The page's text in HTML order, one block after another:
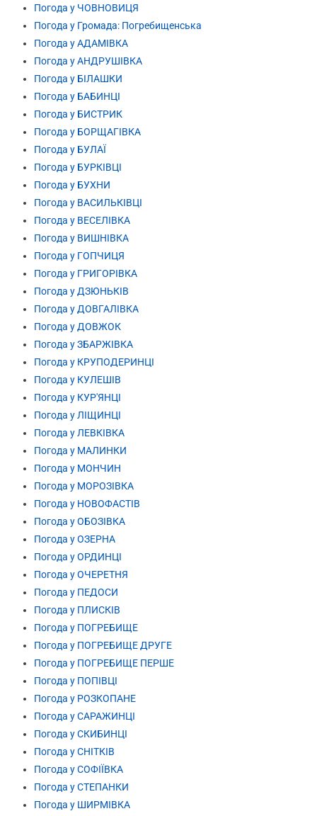
Погода у ЧОВНОВИЦЯ
Погода у Громада: Погребищенська
Погода у АДАМІВКА
Погода у АНДРУШІВКА
Погода у БІЛАШКИ
Погода у БАБИНЦІ
Погода у БИСТРИК
Погода у БОРЩАГІВКА
Погода у БУЛАЇ
Погода у БУРКІВЦІ
Погода у БУХНИ
Погода у ВАСИЛЬКІВЦІ
Погода у ВЕСЕЛІВКА
Погода у ВИШНІВКА
Погода у ГОПЧИЦЯ
Погода у ГРИГОРІВКА
Погода у ДЗЮНЬКІВ
Погода у ДОВГАЛІВКА
Погода у ДОВЖОК
Погода у ЗБАРЖІВКА
Погода у КРУПОДЕРИНЦІ
Погода у КУЛЕШІВ
Погода у КУР'ЯНЦІ
Погода у ЛІЩИНЦІ
Погода у ЛЕВКІВКА
Погода у МАЛИНКИ
Погода у МОНЧИН
Погода у МОРОЗІВКА
Погода у НОВОФАСТІВ
Погода у ОБОЗІВКА
Погода у ОЗЕРНА
Погода у ОРДИНЦІ
Погода у ОЧЕРЕТНЯ
Погода у ПЕДОСИ
Погода у ПЛИСКІВ
Погода у ПОГРЕБИЩЕ
Погода у ПОГРЕБИЩЕ ДРУГЕ
Погода у ПОГРЕБИЩЕ ПЕРШЕ
Погода у ПОПІВЦІ
Погода у РОЗКОПАНЕ
Погода у САРАЖИНЦІ
Погода у СКИБИНЦІ
Погода у СНІТКІВ
Погода у СОФІЇВКА
Погода у СТЕПАНКИ
Погода у ШИРМІВКА